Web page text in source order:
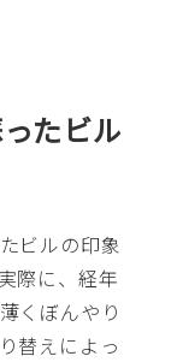
たビル
ビルの印象
際に、経年
くぼんやり
替えによっ